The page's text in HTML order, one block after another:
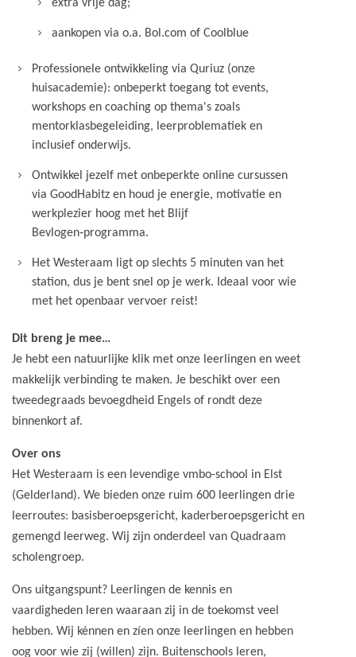
extra vrije dag;
aankopen via o.a. Bol.com of Coolblue
Professionele ontwikkeling via Quriuz (onze
huisacademie): onbeperkt toegang tot events,
workshops en coaching op thema's zoals
mentorklasbegeleiding, leerproblematiek en
inclusief onderwijs.
Ontwikkel jezelf met onbeperkte online cursussen
via GoodHabitz en houd je energie, motivatie en
werkplezier hoog met het Blijf
Bevlogen‑programma.
Het Westeraam ligt op slechts 5 minuten van het
station, dus je bent snel op je werk. Ideaal voor wie
met het openbaar vervoer reist!
Dit breng je mee…
Je hebt een natuurlijke klik met onze leerlingen en weet
makkelijk verbinding te maken. Je beschikt over een
tweedegraads bevoegdheid Engels of rondt deze
binnenkort af.
Over ons
Het Westeraam is een levendige vmbo-school in Elst
(Gelderland). We bieden onze ruim 600 leerlingen drie
leerroutes: basisberoepsgericht, kaderberoepsgericht en
gemengd leerweg. Wij zijn onderdeel van Quadraam
scholengroep.
Ons uitgangspunt? Leerlingen de kennis en
vaardigheden leren waaraan zij in de toekomst veel
hebben. Wij kénnen en zíen onze leerlingen en hebben
oog voor wie zij (willen) zijn. Buitenschools leren,